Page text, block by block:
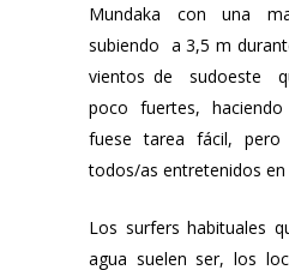
Mundaka con una
subiendo a 3,5 m
vientos de sudoeste
poco fuertes,
fuese tarea fácil,
todos/as entretenidos en
Los surfers habituales
agua suelen ser, los